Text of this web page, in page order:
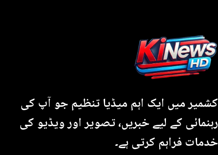
کشمیر میں ایک اہم میڈیا تنظیم جو آپ کی
رہنمائی کے لیے خبریں، تصویر اور ویڈیو کی
خدمات فراہم کرتی ہے۔